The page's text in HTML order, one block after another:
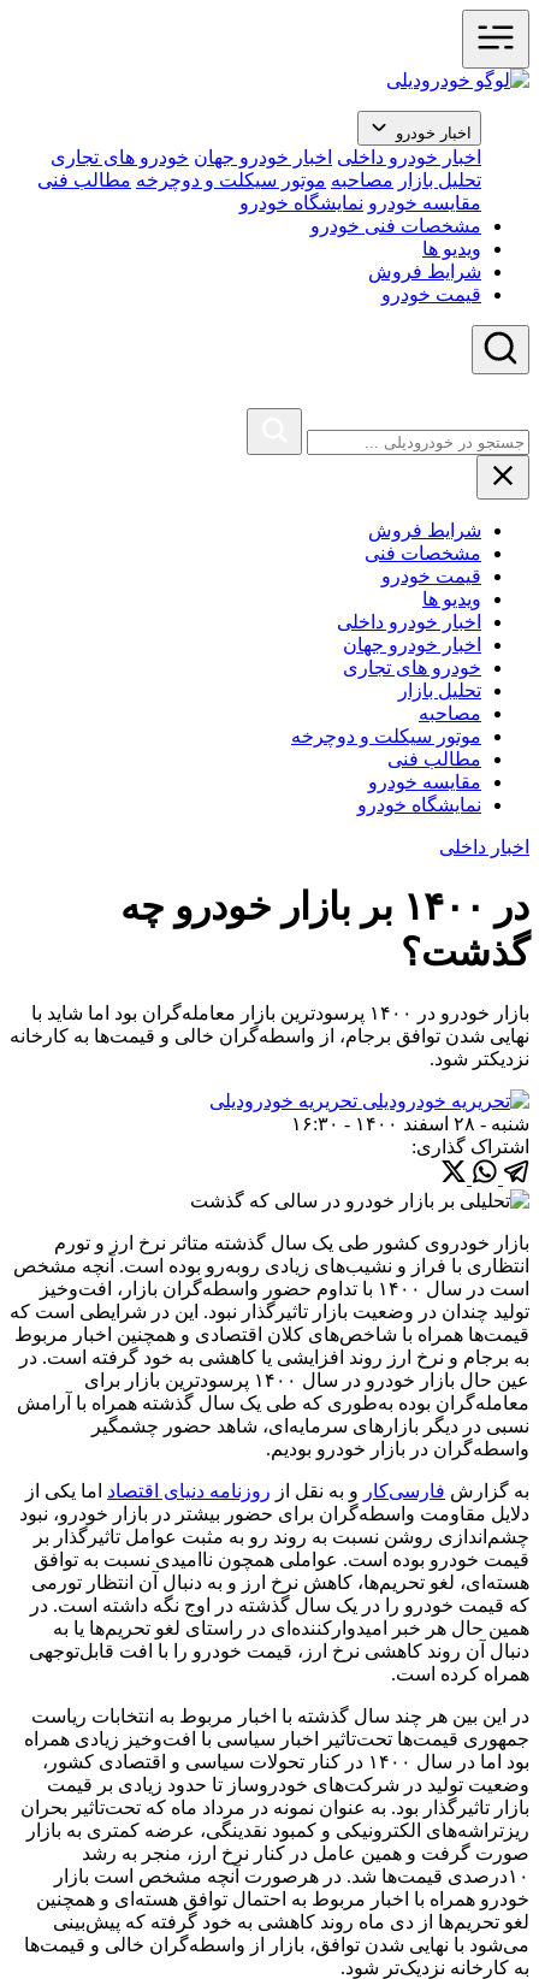
اخبار خودرو
اخبار خودرو داخلی اخبار خودرو جهان خودرو های تجاری
تحلیل بازار مصاحبه موتور سیکلت و دوچرخه مطالب فنی
مقایسه خودرو نمایشگاه خودرو
مشخصات فنی خودرو
ویدیو ها
شرایط فروش
قیمت خودرو
شرایط فروش
مشخصات فنی
قیمت خودرو
ویدیو ها
اخبار خودرو داخلی
اخبار خودرو جهان
خودرو های تجاری
تحلیل بازار
مصاحبه
موتور سیکلت و دوچرخه
مطالب فنی
مقایسه خودرو
نمایشگاه خودرو
اخبار داخلی
در ۱۴۰۰ بر بازار خودرو چه
گذشت؟
بازار خودرو در ۱۴۰۰ پرسودترین بازار معامله‌گران بود اما شاید با
نهایی شدن توافق برجام، از واسطه‌گران خالی و قیمت‌ها به کارخانه
نزدیکتر شود.
تحریریه خودرودیلی
شنبه - ۲۸ اسفند ۱۴۰۰ - ۱۶:۳۰
اشتراک گذاری:
بازار خودروی کشور طی یک سال گذشته متاثر نرخ ارز و تورم
انتظاری با فراز و نشیب‌های زیادی روبه‌رو بوده است. آنچه مشخص
است در سال ۱۴۰۰ با تداوم حضور واسطه‌گران بازار، افت‌وخیز
تولید چندان در وضعیت بازار تاثیرگذار نبود. این در شرایطی است که
قیمت‌ها همراه با شاخص‌های کلان اقتصادی و همچنین اخبار مربوط
به برجام و نرخ ارز روند افزایشی یا کاهشی به خود گرفته است. در
عین حال بازار خودرو در سال ۱۴۰۰ پرسودترین بازار برای
معامله‌گران بوده به‌طوری که طی یک سال گذشته همراه با آرامش
نسبی در دیگر بازار‌های سرمایه‌ای، شاهد حضور چشمگیر
واسطه‌گران در بازار خودرو بودیم.
به گزارش فارسی‌کار و به نقل از روزنامه دنیای اقتصاد اما یکی از
دلایل مقاومت واسطه‌گران برای حضور بیشتر در بازار خودرو، نبود
چشم‌اندازی روشن نسبت به روند رو به مثبت عوامل تاثیرگذار بر
قیمت خودرو بوده است. عواملی همچون ناامیدی نسبت به توافق
هسته‌ای، لغو تحریم‌ها، کاهش نرخ ارز و به دنبال آن انتظار تورمی
که قیمت خودرو را در یک سال گذشته در اوج نگه داشته است. در
همین حال هر خبر امیدوار‌کننده‌ای در راستای لغو تحریم‌ها یا به
دنبال آن روند کاهشی نرخ ارز، قیمت خودرو را با افت قابل‌توجهی
همراه کرده است.
در این بین هر چند سال گذشته با اخبار مربوط به انتخابات ریاست
جمهوری قیمت‌ها تحت‌تاثیر اخبار سیاسی با افت‌وخیز زیادی همراه
بود اما در سال ۱۴۰۰ در کنار تحولات سیاسی و اقتصادی کشور،
وضعیت تولید در شرکت‌های خودروساز تا حدود زیادی بر قیمت
بازار تاثیر‌گذار بود. به عنوان نمونه در مرداد ماه که تحت‌تاثیر بحران
ریزتراشه‌های الکترونیکی و کمبود نقدینگی، عرضه کمتری به بازار
صورت گرفت و همین عامل در کنار نرخ ارز، منجر به رشد
۱۰‌درصدی قیمت‌ها شد. در هرصورت آنچه مشخص است بازار
خودرو همراه با اخبار مربوط به احتمال توافق هسته‌ای و همچنین
لغو تحریم‌ها از دی ماه روند کاهشی به خود گرفته که پیش‌بینی
می‌شود با نهایی شدن توافق، بازار از واسطه‌گران خالی و قیمت‌ها
به کارخانه نزدیک‌تر شود.